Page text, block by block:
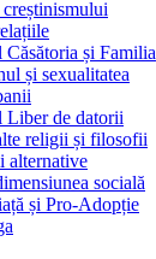
Căsătoria și Familia
și sexualitatea
Liber de datorii
religii și filosofii
alternative
socială
și Pro-Adopție